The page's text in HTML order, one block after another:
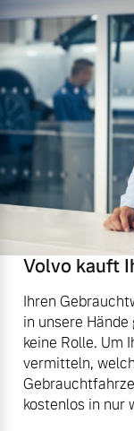
Volvo kauft
Ihren
in unsere
keine Rolle. Um
vermitteln,
kostenlos in nur